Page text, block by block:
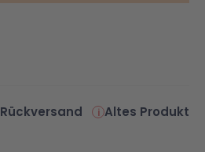
Rückversand
Altes Produkt